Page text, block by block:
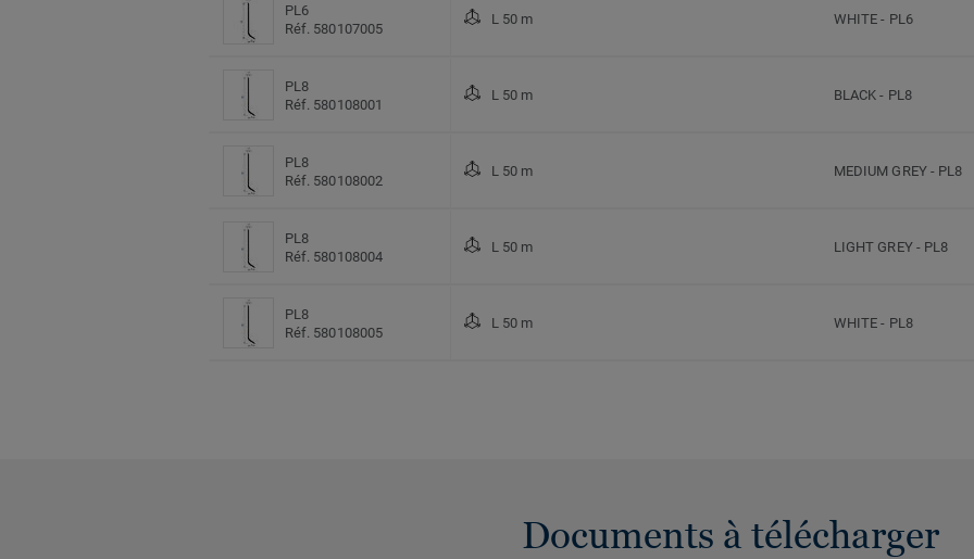
PL6
Réf. 580107005
L 50 m WHITE- PL6
PL8
Réf. 580108001
L 50 m BLACK- PL8
PL8
Réf. 580108002
L 50 m MEDIUM GREY - PL8
PL8
Réf. 580108004
L 50 m LIGHT GREY - PL8
PL8
Réf. 580108005
L 50 m WHITE- PL8
Documents à télécharger